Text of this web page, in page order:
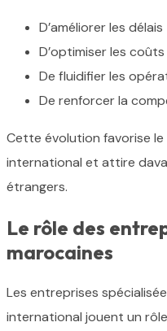
D’améliorer les délais
D’optimiser les coûts
De fluidifier les
De renforcer la
Cette évolution favorise
international et attire
étrangers.
Le rôle des
marocaines
Les entreprises
international jouent un